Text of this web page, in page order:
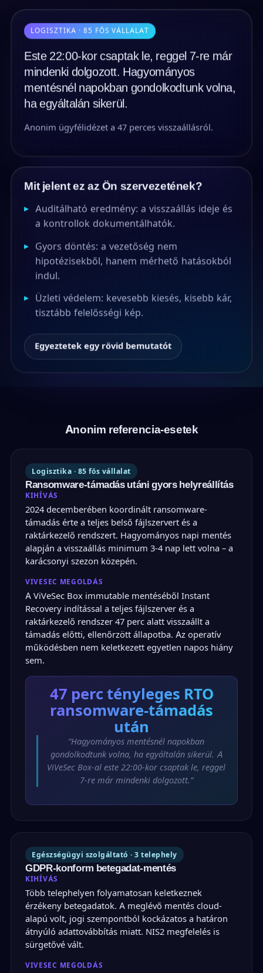
LOGISZTIKA · 85 FŐS VÁLLALAT
Este 22:00-kor csaptak le, reggel 7-re már
mindenki dolgozott. Hagyományos
mentésnél napokban gondolkodtunk volna,
ha egyáltalán sikerül.
Anonim ügyfélidézet a 47 perces visszaállásról.
Mit jelent ez az Ön szervezetének?
▸ Auditálható eredmény: a visszaállás ideje és
a kontrollok dokumentálhatók.
▸ Gyors döntés: a vezetőség nem
hipotézisekből, hanem mérhető hatásokból
indul.
▸ Üzleti védelem: kevesebb kiesés, kisebb kár,
tisztább felelősségi kép.
Egyeztetek egy rövid bemutatót
Anonim referencia-esetek
Logisztika · 85 fős vállalat
Ransomware-támadás utáni gyors helyreállítás
KIHÍVÁS
2024 decemberében koordinált ransomware-
támadás érte a teljes belső fájlszervert és a
raktárkezelő rendszert. Hagyományos napi mentés
alapján a visszaállás minimum 3-4 nap lett volna – a
karácsonyi szezon közepén.
VIVESEC MEGOLDÁS
A ViVeSec Box immutable mentéséből Instant
Recovery indítással a teljes fájlszerver és a
raktárkezelő rendszer 47 perc alatt visszaállt a
támadás előtti, ellenőrzött állapotba. Az operatív
működésben nem keletkezett egyetlen napos hiány
sem.
47 perctényleges RTO
ransomware-támadás
után
“Hagyományos mentésnél napokban
gondolkodtunk volna, ha egyáltalán sikerül. A
ViVeSec Box-al este 22:00-kor csaptak le, reggel
7-re már mindenki dolgozott.”
Egészségügyi szolgáltató · 3 telephely
GDPR-konform betegadat-mentés
KIHÍVÁS
Több telephelyen folyamatosan keletkeznek
érzékeny betegadatok. A meglévő mentés cloud-
alapú volt, jogi szempontból kockázatos a határon
átnyúló adattovábbítás miatt. NIS2 megfelelés is
sürgetővé vált.
VIVESEC MEGOLDÁS